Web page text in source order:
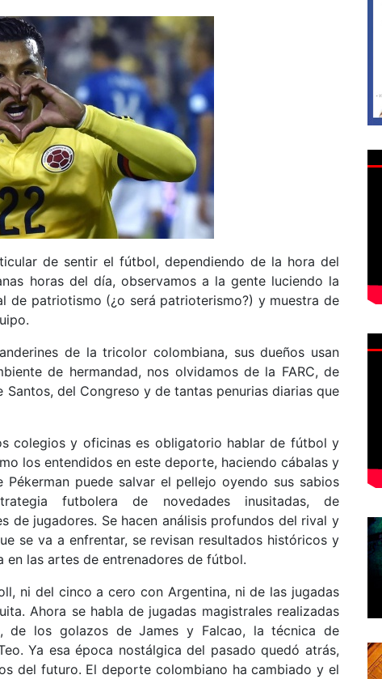
de sentir el fútbol, dependiendo de la hora del
horas del día, observamos a la gente luciendo la
de patriotismo (¿o será patrioterismo?) y muestra de
de la tricolor colombiana, sus dueños usan
de hermandad, nos olvidamos de la FARC, de
del Congreso y de tantas penurias diarias que
colegios y oficinas es obligatorio hablar de fútbol y
los entendidos en este deporte, haciendo cábalas y
puede salvar el pellejo oyendo sus sabios
futbolera de novedades inusitadas, de
de jugadores. Se hacen análisis profundos del rival y
se va a enfrentar, se revisan resultados históricos y
en las artes de entrenadores de fútbol.
ni del cinco a cero con Argentina, ni de las jugadas
Ahora se habla de jugadas magistrales realizadas
de los golazos de James y Falcao, la técnica de
Ya esa época nostálgica del pasado quedó atrás,
del futuro. El deporte colombiano ha cambiado y el